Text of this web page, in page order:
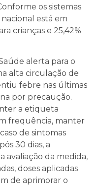
os sistemas
está em
crianças e 25,42%
alerta para o
alta circulação de
febre nas últimas
por precaução.
a etiqueta
frequência, manter
de sintomas
30 dias, a
avaliação da medida,
doses aplicadas
de aprimorar o